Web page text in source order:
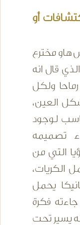
أو
هاو مخترع
الخياطة في القرن الـ 18، الذي قال انه
ولكل
العين،
لوجود
تصميمه
التي من
الكريات،
يحمل
فكرة
يسير تحت